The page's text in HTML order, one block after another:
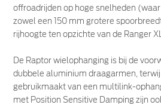
offroadrijden op hoge snelheden
zowel een 150 mm grotere
rijhoogte ten opzichte van de Ranger
De Raptor wielophanging is bij de
dubbele aluminium draagarmen,
gebruikmaakt van een multilink-
met Position Sensitive Damping zijn